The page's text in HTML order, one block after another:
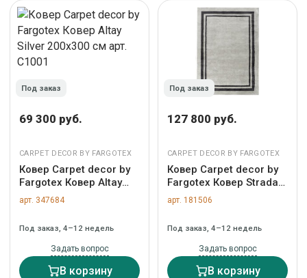
Под заказ
69 300 руб.
CARPET DECOR BY FARGOTEX
Ковер Carpet decor by
Fargotex Ковер Altay
Silver 200х300 см арт.
C1001
арт. 347684
Под заказ, 4–12 недель
Задать вопрос
В корзину
Под заказ
127 800 руб.
CARPET DECOR BY FARGOTEX
Ковер Carpet decor by
Fargotex Ковер Strada
Gray 200х300 см арт.
C1431
арт. 181506
Под заказ, 4–12 недель
Задать вопрос
В корзину